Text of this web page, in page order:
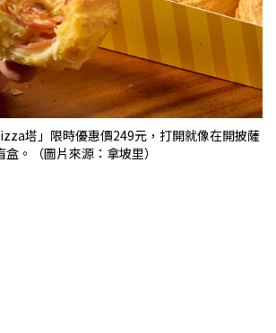
塔」限時優惠價249元，打開就像在開披薩
盒。（圖片來源：拿坡里）